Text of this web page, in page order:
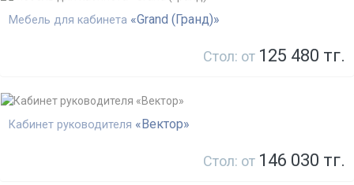
Мебель для кабинета «Grand (Гранд)»
Стол: от 125 480 тг.
Кабинет руководителя «Вектор»
Стол: от 146 030 тг.